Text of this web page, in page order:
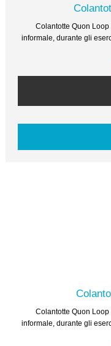
Colantotte Quon
informale, durante gli
Colantotte Quon
informale, durante gli